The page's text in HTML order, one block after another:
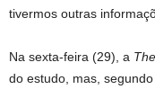
tivermos outras
Na sexta-feira (29), a
do estudo, mas,